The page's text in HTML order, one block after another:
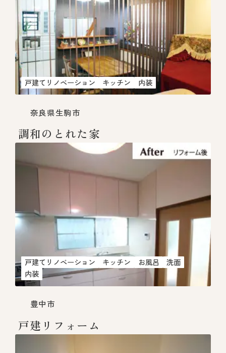
戸建てリノベーション キッチン 内装
奈良県生駒市
調和のとれた家
戸建てリノベーション キッチン お風呂
洗面
内装
豊中市
戸建リフォーム